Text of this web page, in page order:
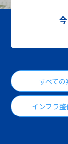
すべての
インフラ